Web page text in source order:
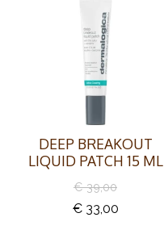
DEEP BREAKOUT
LIQUID PATCH 15 ML
€ 39,00
€ 33,00